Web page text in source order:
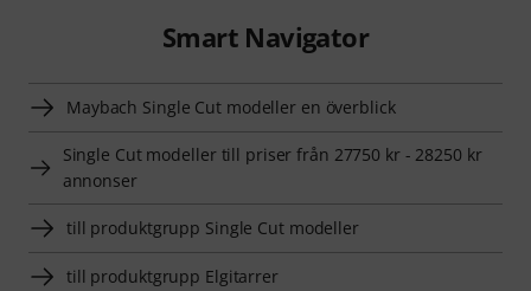
Smart Navigator
Maybach Single Cut modeller en överblick
Single Cut modeller till priser från 27750 kr - 28250 kr
annonser
till produktgrupp Single Cut modeller
till produktgrupp Elgitarrer